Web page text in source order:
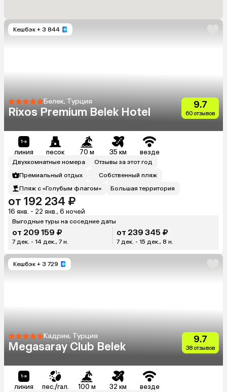
Кешбэк + 3 844
Белек, Турция
Rixos Premium Belek Hotel
9.7
60 отзывов
линия песок 70 м 35 км везде
Двухкомнатные номера
Отзывы за этот год
Премиальный отдых
Собственный пляж
Пляж с «Голубым флагом»
Большая территория
от 192 234 ₽
16 янв. - 22 янв., 6 ночей
Выгодные туры на соседние даты
от 209 159 ₽
7 дек. - 14 дек., 7 н.
от 239 345 ₽
7 дек. - 15 дек., 8 н.
Кешбэк + 3 729
Кадрие, Турция
Megasaray Club Belek
9.7
38 отзывов
линия пес./гал. 100 м 32 км везде